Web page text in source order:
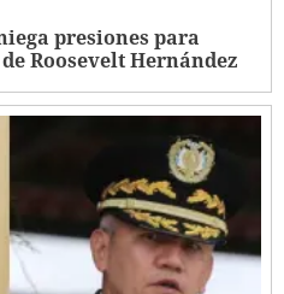
presiones para
Roosevelt Hernández